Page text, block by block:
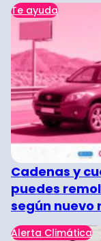
Te ayuda
Cadenas y
puedes
según nuevo
Alerta Climática